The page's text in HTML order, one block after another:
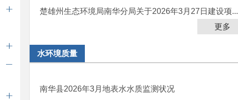
楚雄州生态环境局南华分局关于2026年3月27日建设项...
更多
水环境质量
南华县2026年3月地表水水质监测状况